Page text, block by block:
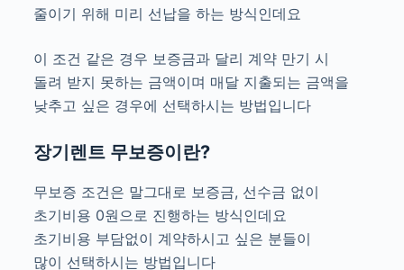
줄이기 위해 미리 선납을 하는 방식인데요
이 조건 같은 경우 보증금과 달리 계약 만기 시
돌려 받지 못하는 금액이며 매달 지출되는 금액을
낮추고 싶은 경우에 선택하시는 방법입니다
장기렌트 무보증이란?
무보증 조건은 말그대로 보증금, 선수금 없이
초기비용 0원으로 진행하는 방식인데요
초기비용 부담없이 계약하시고 싶은 분들이
많이 선택하시는 방법입니다